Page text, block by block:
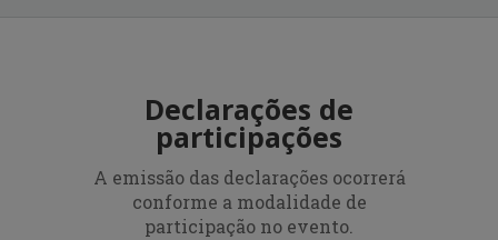
Declarações de
participações
A emissão das declarações ocorrerá
conforme a modalidade de
participação no evento.